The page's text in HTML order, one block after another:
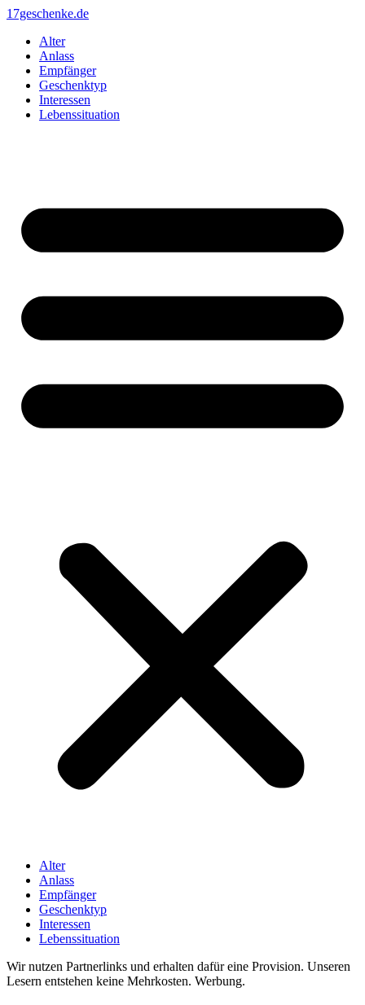
Zum
springen
17geschenke.de
Alter
Anlass
Empfänger
Geschenktyp
Interessen
Lebenssituation
Alter
Anlass
Empfänger
Geschenktyp
Interessen
Lebenssituation
Wir nutzen Partnerlinks und erhalten dafür eine Provision. Unseren
Lesern entstehen keine Mehrkosten. Werbung.